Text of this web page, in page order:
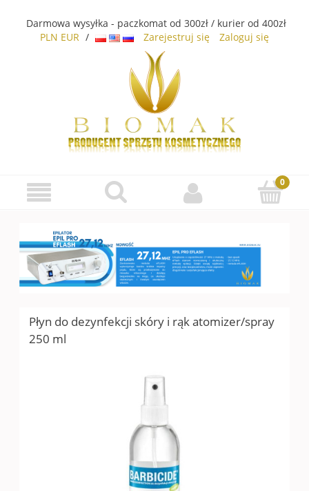
Darmowa wysyłka - paczkomat od 300zł / kurier od 400zł
PLN EUR / Zarejestruj się Zaloguj się
Płyn do dezynfekcji skóry i rąk atomizer/spray
250 ml